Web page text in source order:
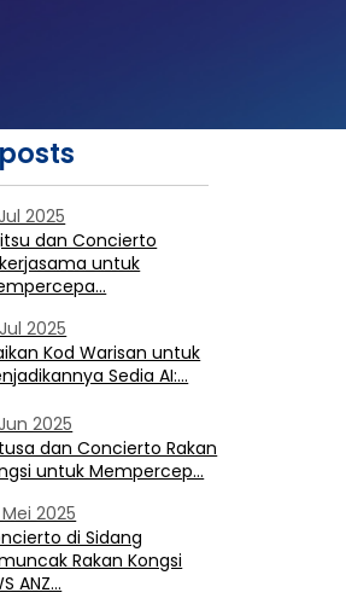
2025
dan Concierto
untuk
2025
Kod Warisan untuk
Sedia AI:…
2025
dan Concierto Rakan
untuk Mempercep…
2025
di Sidang
Rakan Kongsi
ANZ…